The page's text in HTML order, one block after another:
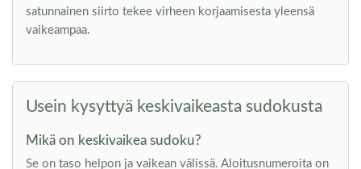
satunnainen siirto tekee virheen korjaamisesta yleensä
vaikeampaa.
Usein kysyttyä keskivaikeasta sudokusta
Mikä on keskivaikea sudoku?
Se on taso helpon ja vaikean välissä. Aloitusnumeroita on